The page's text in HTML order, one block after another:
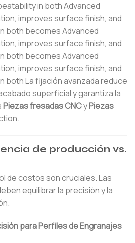
in both Advanced
improves surface finish, and
both becomes Advanced
improves surface finish, and
both becomes Advanced
improves surface finish, and
both La fijación avanzada reduce
superficial y garantiza la
Piezas fresadas CNCyPiezas
de producción vs.
de costos son cruciales. Las
equilibrar la precisión y la
para Perfiles de Engranajes